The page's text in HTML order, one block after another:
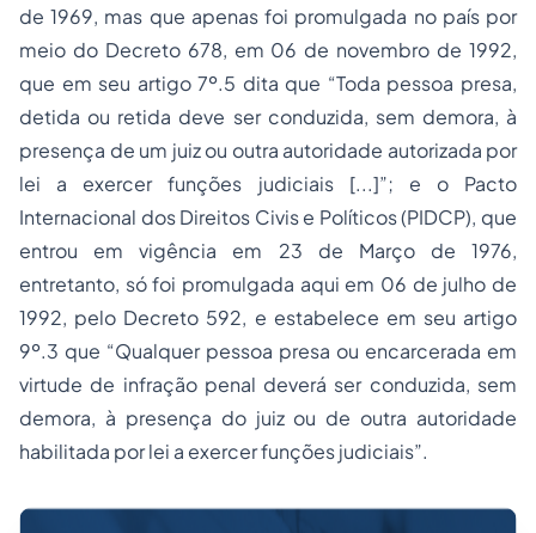
de 1969, mas que apenas foi promulgada no país por
meio do Decreto 678, em 06 de novembro de 1992,
que em seu artigo 7º.5 dita que “Toda pessoa presa,
detida ou retida deve ser conduzida, sem demora, à
presença de um juiz ou outra autoridade autorizada por
lei a exercer funções judiciais [...]”; e o Pacto
Internacional dos Direitos Civis e Políticos (PIDCP), que
entrou em vigência em 23 de Março de 1976,
entretanto, só foi promulgada aqui em 06 de julho de
1992, pelo Decreto 592, e estabelece em seu artigo
9º.3 que “Qualquer pessoa presa ou encarcerada em
virtude de infração penal deverá ser conduzida, sem
demora, à presença do juiz ou de outra autoridade
habilitada por lei a exercer funções judiciais”.